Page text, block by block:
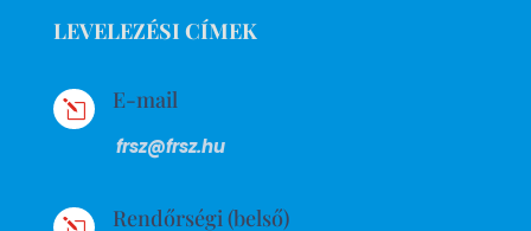
LEVELEZÉSI CÍMEK
l E-mail
frsz@frsz.hu
Rendőrségi (belső)